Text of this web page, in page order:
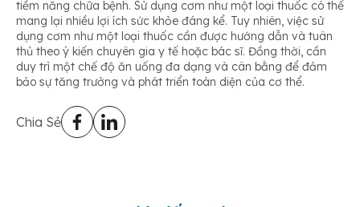
tiềm năng chữa bệnh. Sử dụng cơm như một loại thuốc có thể
mang lại nhiều lợi ích sức khỏe đáng kể. Tuy nhiên, việc sử
dụng cơm như một loại thuốc cần được hướng dẫn và tuân
thủ theo ý kiến chuyên gia y tế hoặc bác sĩ. Đồng thời, cần
duy trì một chế độ ăn uống đa dạng và cân bằng để đảm
bảo sự tăng trưởng và phát triển toàn diện của cơ thể.
Chia Sẻ